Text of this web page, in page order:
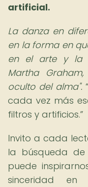
artificial.
La danza en
en la forma en
en el arte y la
Martha
oculto del alma".
cada vez más
filtros y artificios.
Invito a cada
la búsqueda
puede
sinceridad en